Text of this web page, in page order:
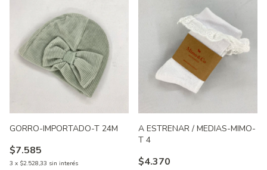
GORRO-IMPORTADO-T 24M
$7.585
3 x $2.528,33 sin interés
A ESTRENAR / MEDIAS-MIMO-
T 4
$4.370